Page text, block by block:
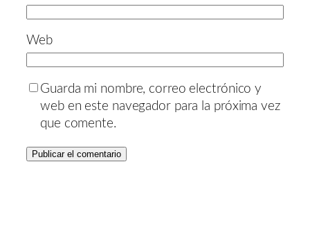
Web
Guarda mi nombre, correo electrónico y
web en este navegador para la próxima vez
que comente.